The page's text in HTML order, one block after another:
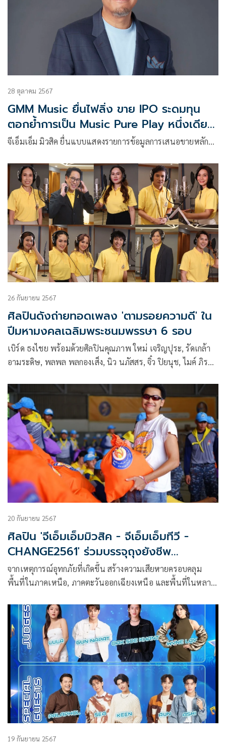
28 ตุลาคม 2567
GMM Music ยื่นไฟลิ่ง ขาย IPO ระดมทุน
ตอกย้ำการเป็น Music Pure Play หนึ่งเดียว
ในตลาดหลักทรัพย์แห่งประเทศไทย
จีเอ็มเอ็ม มิวสิค ยื่นแบบแสดงรายการข้อมูลการเสนอขายหลัก…
26 กันยายน 2567
ศิลปินดังถ่ายทอดเพลง 'ตามรอยความดี' ใน
ปีมหามงคลเฉลิมพระชนมพรรษา 6 รอบ
เบิร์ด ธงไชย พร้อมด้วยศิลปินคุณภาพ ใหม่ เจริญปุระ, รัดเกล้า
อามระดิษ, พลพล พลกองเส็ง, นิว นภัสสร, จิ๋ว ปิยนุช, ไมค์ ภิรมย์
ภูศิลป์, ข้าวทิพย์ ธิดาดิน, แป้งร่ำ ศิวนารี, กัปตัน ภูธเนศ, แอ๊ค
โชคชัย, ผิงผิง สรวีย์, วิน วศิน, คริส พีรวัส, หลุยส์ ธณวิน, เอมี่
ทสร, อ้าย สรัลชนา และ ไข่ตุ๋น ญาณรินทร์ ร่วมถ่ายทอด
บทเพลง “ตามรอยความดี” ผลิตโดย บริษัท จีเอ็มเอ็ม มิวสิค จํา
กัด (มหาชน)
20 กันยายน 2567
ศิลปิน 'จีเอ็มเอ็มมิวสิค - จีเอ็มเอ็มทีวี -
CHANGE2561' ร่วมบรรจุถุงยังชีพ
พระราชทาน
จากเหตุการณ์อุทกภัยที่เกิดขึ้น สร้างความเสียหายครอบคลุม
พื้นที่ในภาคเหนือ, ภาคตะวันออกเฉียงเหนือ และพื้นที่ในหลาย
อยู่อาศัยในพื้นที่
19 กันยายน 2567